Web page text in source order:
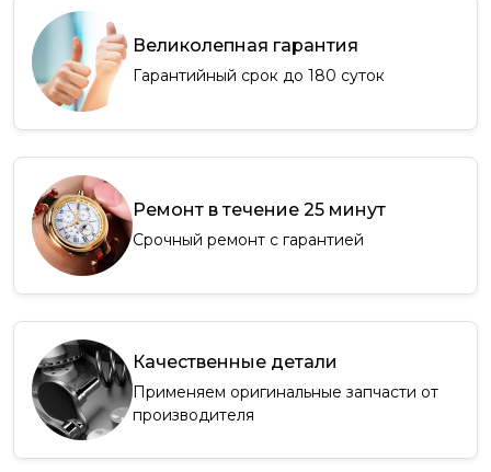
Великолепная гарантия
Гарантийный срок до 180 суток
Ремонт в течение 25 минут
Срочный ремонт с гарантией
Качественные детали
Применяем оригинальные запчасти от
производителя